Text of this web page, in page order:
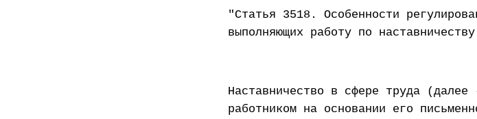
"Статья 3518. Особенности
выполняющих работу по
Наставничество в сфере труда
работником на основании его